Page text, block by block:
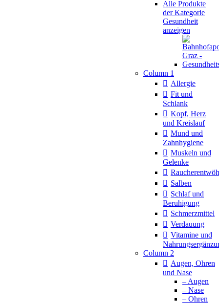
Alle Produkte
der Kategorie
Gesundheit
anzeigen
Column 1
Allergie
Fit und
Schlank
Kopf, Herz
und Kreislauf
Mund und
Zahnhygiene
Muskeln und
Gelenke
Salben
Schlaf und
Beruhigung
Schmerzmittel
Verdauung
Vitamine und
Column 2
Augen, Ohren
und Nase
– Augen
– Nase
– Ohren